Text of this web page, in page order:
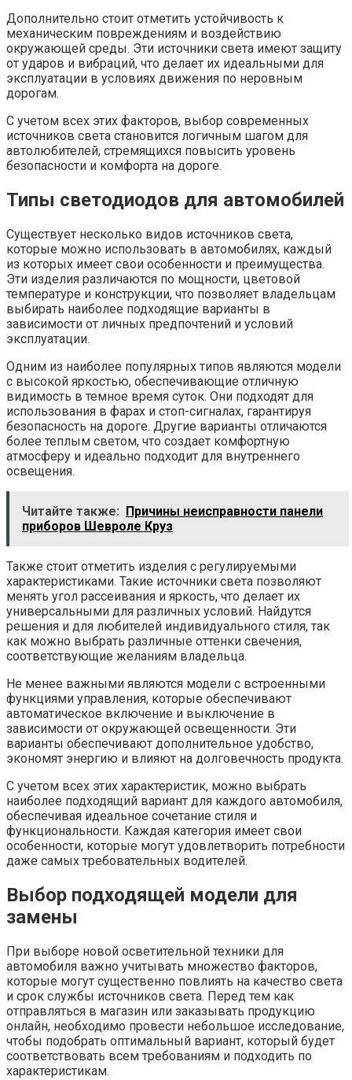
Дополнительно стоит отметить устойчивость к
механическим повреждениям и воздействию
окружающей среды. Эти источники света имеют защиту
от ударов и вибраций, что делает их идеальными для
эксплуатации в условиях движения по неровным
дорогам.
С учетом всех этих факторов, выбор современных
источников света становится логичным шагом для
автолюбителей, стремящихся повысить уровень
безопасности и комфорта на дороге.
Типы светодиодов для автомобилей
Существует несколько видов источников света,
которые можно использовать в автомобилях, каждый
из которых имеет свои особенности и преимущества.
Эти изделия различаются по мощности, цветовой
температуре и конструкции, что позволяет владельцам
выбирать наиболее подходящие варианты в
зависимости от личных предпочтений и условий
эксплуатации.
Одним из наиболее популярных типов являются модели
с высокой яркостью, обеспечивающие отличную
видимость в темное время суток. Они подходят для
использования в фарах и стоп-сигналах, гарантируя
безопасность на дороге. Другие варианты отличаются
более теплым светом, что создает комфортную
атмосферу и идеально подходит для внутреннего
освещения.
Читайте также:
Причины неисправности панели
приборов Шевроле Круз
Также стоит отметить изделия с регулируемыми
характеристиками. Такие источники света позволяют
менять угол рассеивания и яркость, что делает их
универсальными для различных условий. Найдутся
решения и для любителей индивидуального стиля, так
как можно выбрать различные оттенки свечения,
соответствующие желаниям владельца.
Не менее важными являются модели с встроенными
функциями управления, которые обеспечивают
автоматическое включение и выключение в
зависимости от окружающей освещенности. Эти
варианты обеспечивают дополнительное удобство,
экономят энергию и влияют на долговечность продукта.
С учетом всех этих характеристик, можно выбрать
наиболее подходящий вариант для каждого автомобиля,
обеспечивая идеальное сочетание стиля и
функциональности. Каждая категория имеет свои
особенности, которые могут удовлетворить потребности
даже самых требовательных водителей.
Выбор подходящей модели для
замены
При выборе новой осветительной техники для
автомобиля важно учитывать множество факторов,
которые могут существенно повлиять на качество света
и срок службы источников света. Перед тем как
отправляться в магазин или заказывать продукцию
онлайн, необходимо провести небольшое исследование,
чтобы подобрать оптимальный вариант, который будет
соответствовать всем требованиям и подходить по
характеристикам.